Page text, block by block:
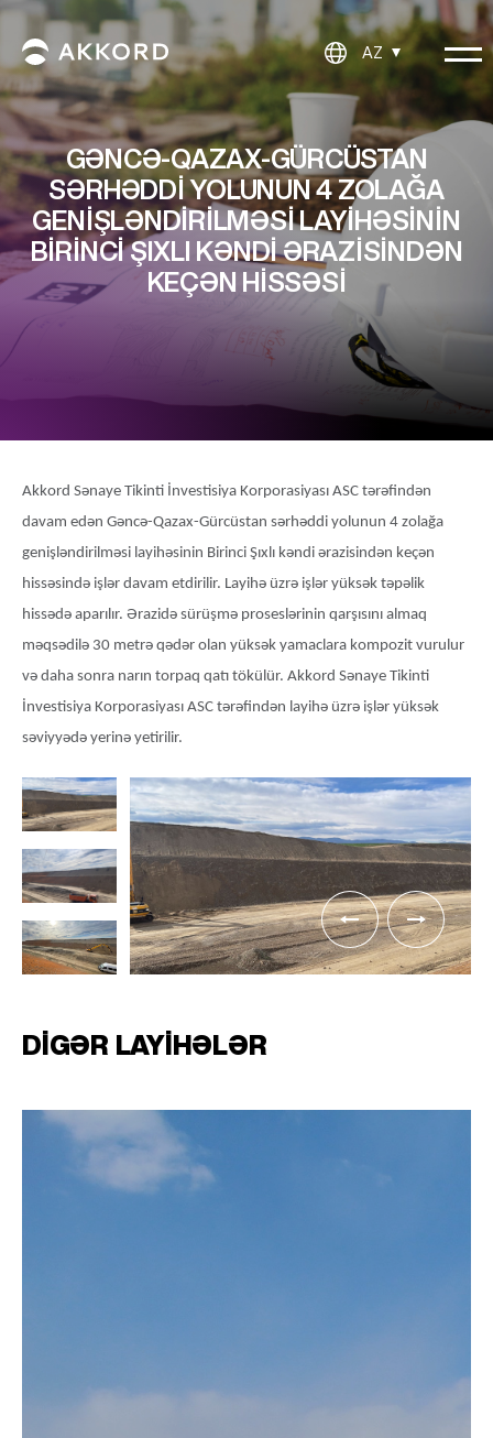
AZ
GƏNCƏ-QAZAX-GÜRCÜSTAN
SƏRHƏDDI YOLUNUN 4 ZOLAĞA
GENIŞLƏNDIRILMƏSI LAYIHƏSININ
BIRINCI ŞIXLI KƏNDI ƏRAZISINDƏN
KEÇƏN HISSƏSI
Akkord Sənaye Tikinti İnvestisiya Korporasiyası ASC tərəfindən
davam edən Gəncə-Qazax-Gürcüstan sərhəddi yolunun 4 zolağa
genişləndirilməsi layihəsinin Birinci Şıxlı kəndi ərazisindən keçən
hissəsində işlər davam etdirilir. Layihə üzrə işlər yüksək təpəlik
hissədə aparılır. Ərazidə sürüşmə proseslərinin qarşısını almaq
məqsədilə 30 metrə qədər olan yüksək yamaclara kompozit vurulur
və daha sonra narın torpaq qatı tökülür. Akkord Sənaye Tikinti
İnvestisiya Korporasiyası ASC tərəfindən layihə üzrə işlər yüksək
səviyyədə yerinə yetirilir.
DIGƏR LAYIHƏLƏR